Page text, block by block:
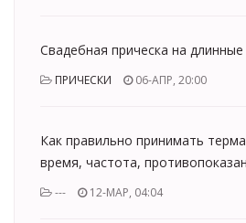
Свадебная прическа на
ПРИЧЕСКИ 06-АПР, 20:00
Как правильно принимать
время, частота,
--- 12-МАР, 04:04